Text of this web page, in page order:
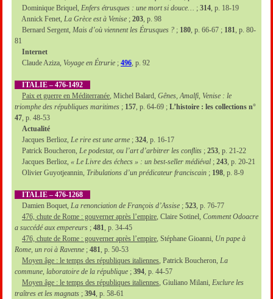
Dominique Briquel, Enfers étrusques : une mort si douce… ; 314 , p. 18-19
Annick Fenet, La Grèce est à Venise ; 203 , p. 98
Bernard Sergent, Mais d’où viennent les Étrusques ? ; 180 , p. 66-67 ; 181 , p. 80-
81
Internet
Claude Aziza, Voyage en Étrurie ; 496 , p. 92
ITALIE – 476-1492
Paix et guerre en Méditerranée , Michel Balard, Gênes, Amalfi, Venise : le
triomphe des républiques maritimes ; 157 , p. 64-69 ; L’histoire : les collections n°
47 , p. 48-53
Actualité
Jacques Berlioz, Le rire est une arme ; 324 , p. 16-17
Patrick Boucheron, Le podestat, ou l’art d’arbitrer les conflits ; 253 , p. 21-22
Jacques Berlioz, « Le Livre des échecs » : un best-seller médiéval ; 243 , p. 20-21
Olivier Guyotjeannin, Tribulations d’un prédicateur franciscain ; 198 , p. 8-9
ITALIE – 476-1268
Damien Boquet, La renonciation de François d’Assise ; 523 , p. 76-77
476, chute de Rome : gouverner après l’empire , Claire Sotinel, Comment Odoacre
a succédé aux empereurs ; 481 , p. 34-45
476, chute de Rome : gouverner après l’empire , Stéphane Gioanni, Un pape à
Rome, un roi à Ravenne ; 481 , p. 50-53
Moyen âge : le temps des républiques italiennes , Patrick Boucheron, La
commune, laboratoire de la république ; 394 , p. 44-57
Moyen âge : le temps des républiques italiennes , Giuliano Milani, Exclure les
traîtres et les magnats ; 394 , p. 58-61